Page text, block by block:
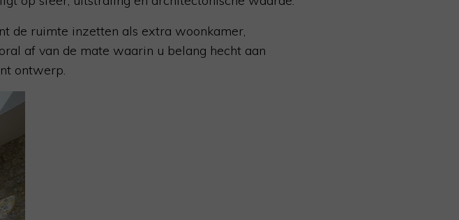
de ruimte inzetten als extra woonkamer,
af van de mate waarin u belang hecht aan
ontwerp.